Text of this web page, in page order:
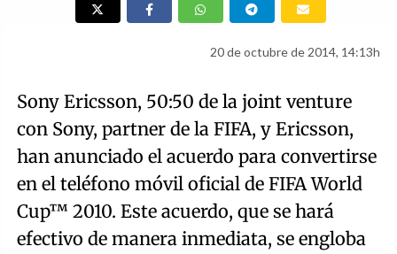
20 de octubre de 2014, 14:13h
Sony Ericsson, 50:50 de la joint venture
con Sony, partner de la FIFA, y Ericsson,
han anunciado el acuerdo para convertirse
en el teléfono móvil oficial de FIFA World
Cup™ 2010. Este acuerdo, que se hará
efectivo de manera inmediata, se engloba